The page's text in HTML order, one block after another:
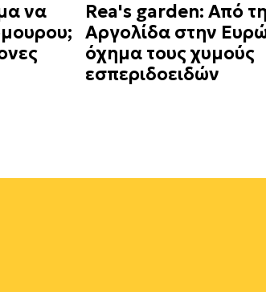
να
Rea's garden: Από
Αργολίδα στην
όχημα τους χυμούς
εσπεριδοειδών